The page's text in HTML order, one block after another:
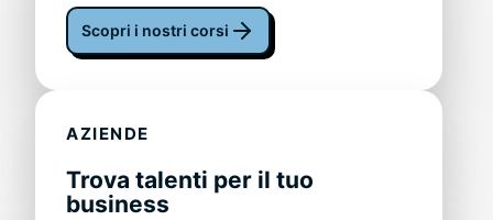
Scopri i nostri corsi
AZIENDE
Trova talenti per il tuo
business